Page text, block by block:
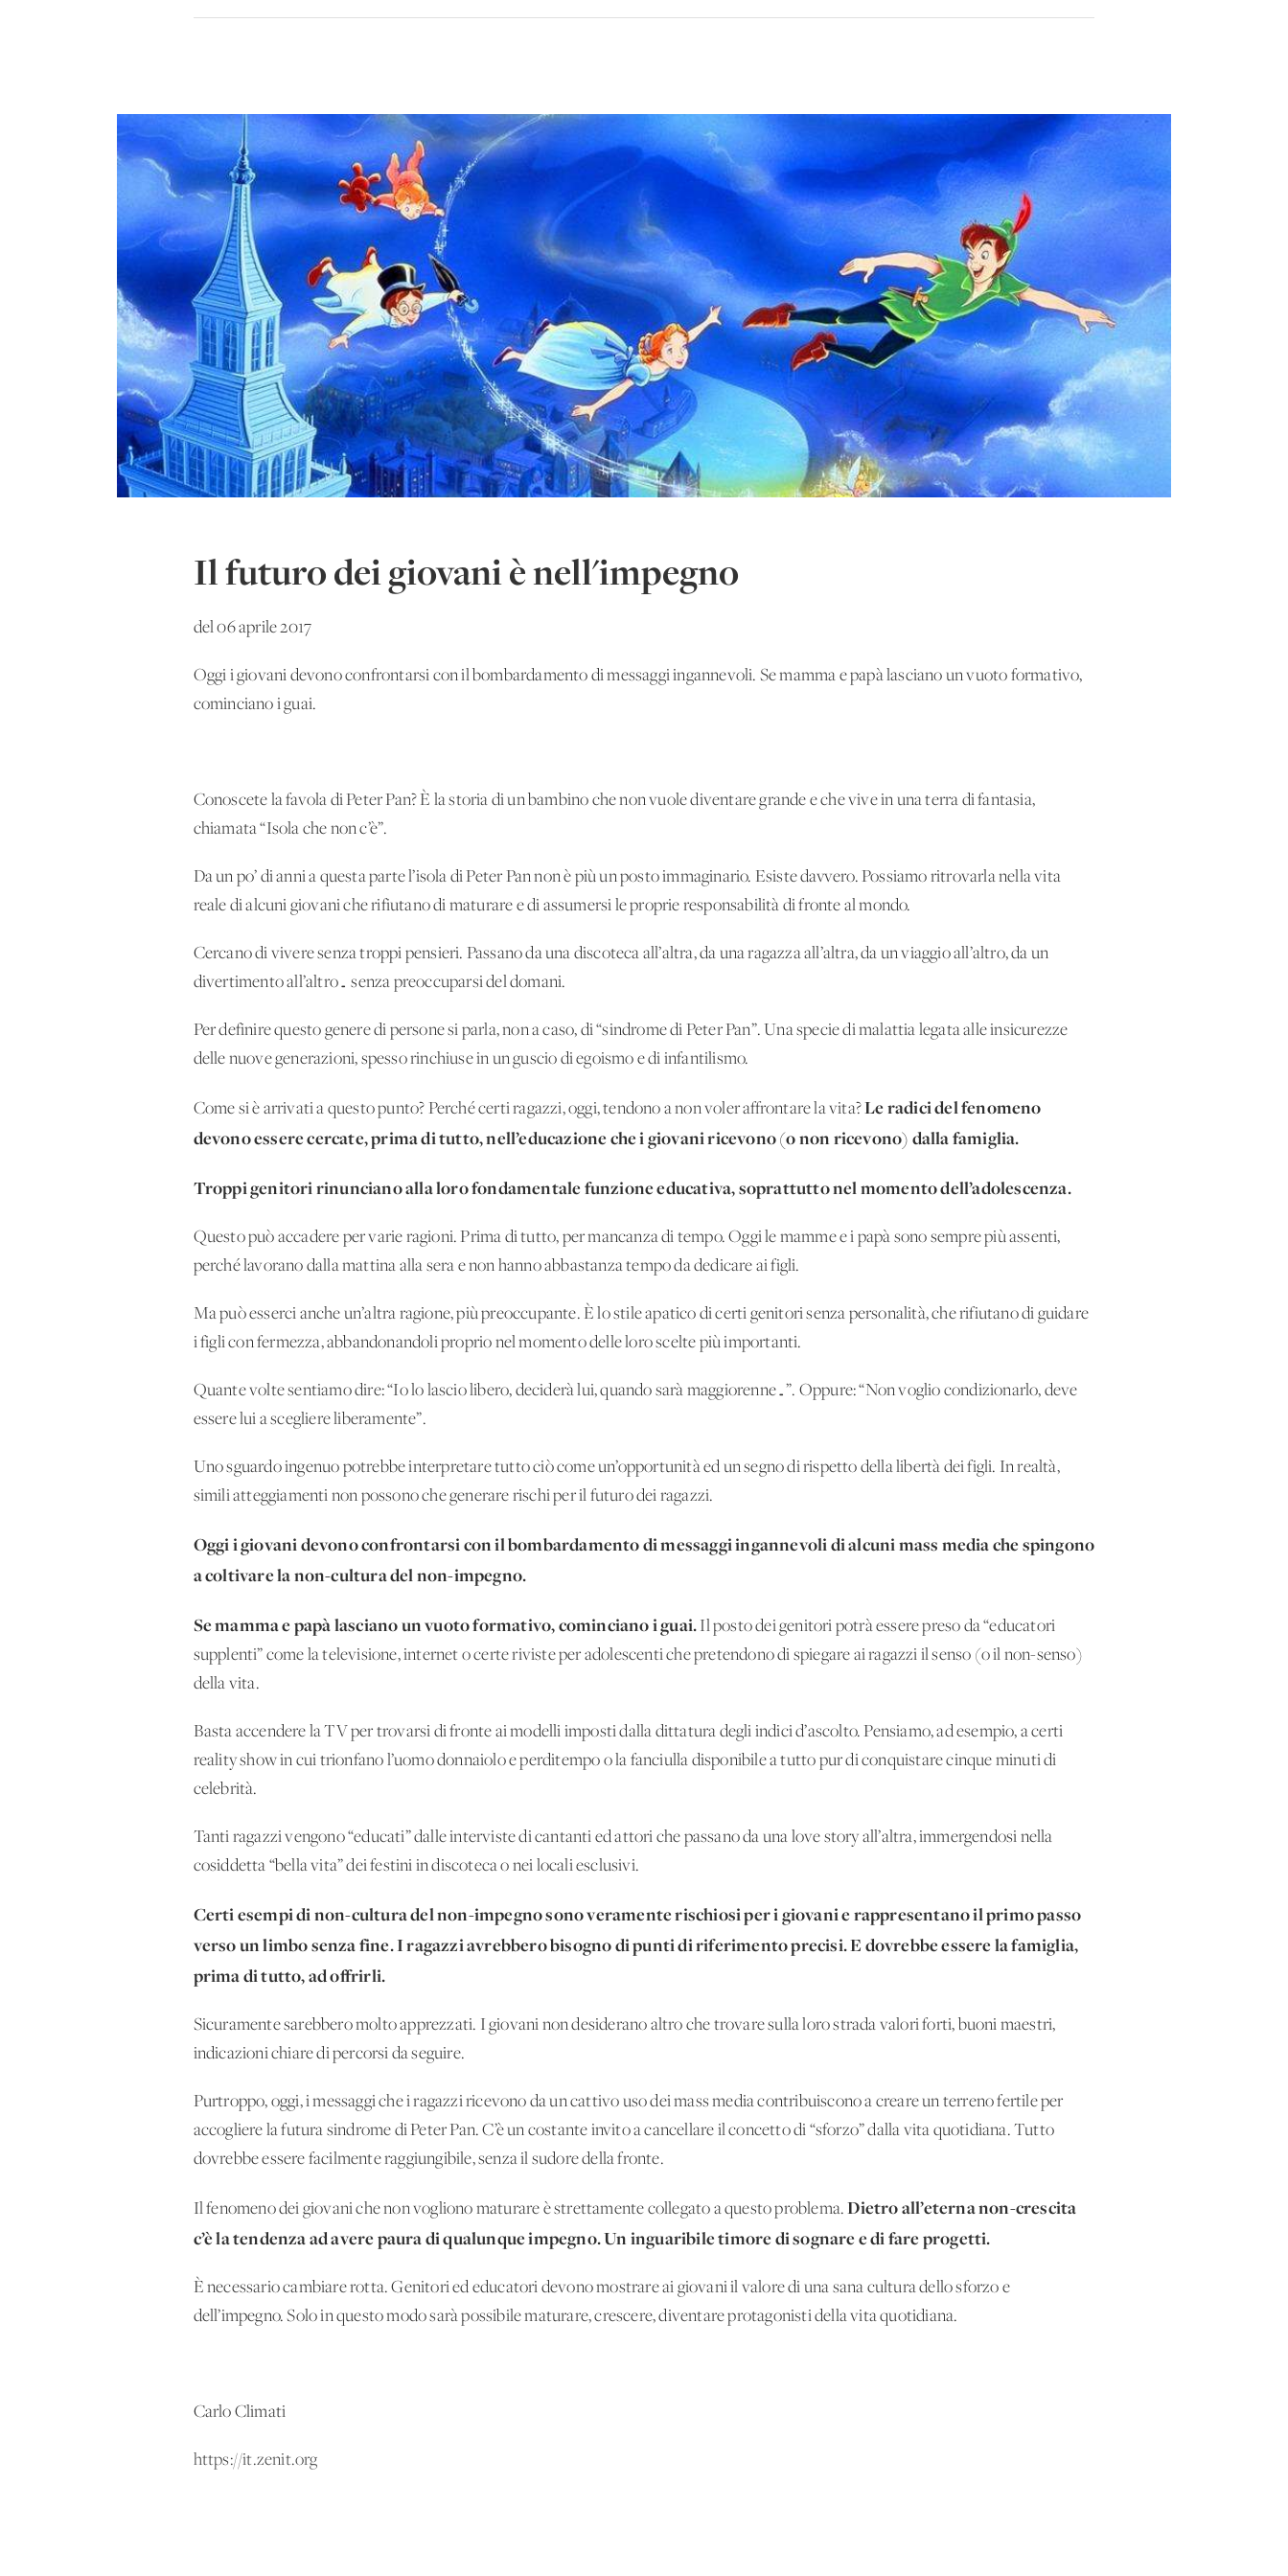
Il futuro dei giovani è nell'impegno
del 06 aprile 2017
Oggi i giovani devono confrontarsi con il bombardamento di messaggi ingannevoli. Se mamma e papà lasciano un vuoto formativo,
cominciano i guai.
Conoscete la favola di Peter Pan? È la storia di un bambino che non vuole diventare grande e che vive in una terra di fantasia,
chiamata “Isola che non c’è”.
Da un po’ di anni a questa parte l’isola di Peter Pan non è più un posto immaginario. Esiste davvero. Possiamo ritrovarla nella vita
reale di alcuni giovani che rifiutano di maturare e di assumersi le proprie responsabilità di fronte al mondo.
Cercano di vivere senza troppi pensieri. Passano da una discoteca all’altra, da una ragazza all’altra, da un viaggio all’altro, da un
divertimento all’altro… senza preoccuparsi del domani.
Per definire questo genere di persone si parla, non a caso, di “sindrome di Peter Pan”. Una specie di malattia legata alle insicurezze
delle nuove generazioni, spesso rinchiuse in un guscio di egoismo e di infantilismo.
Come si è arrivati a questo punto? Perché certi ragazzi, oggi, tendono a non voler affrontare la vita?Le radici del fenomeno
devono essere cercate, prima di tutto, nell’educazione che i giovani ricevono (o non ricevono) dalla famiglia.
Troppi genitori rinunciano alla loro fondamentale funzione educativa, soprattutto nel momento dell’adolescenza.
Questo può accadere per varie ragioni. Prima di tutto, per mancanza di tempo. Oggi le mamme e i papà sono sempre più assenti,
perché lavorano dalla mattina alla sera e non hanno abbastanza tempo da dedicare ai figli.
Ma può esserci anche un’altra ragione, più preoccupante. È lo stile apatico di certi genitori senza personalità, che rifiutano di guidare
i figli con fermezza, abbandonandoli proprio nel momento delle loro scelte più importanti.
Quante volte sentiamo dire: “Io lo lascio libero, deciderà lui, quando sarà maggiorenne…”. Oppure: “Non voglio condizionarlo, deve
essere lui a scegliere liberamente”.
Uno sguardo ingenuo potrebbe interpretare tutto ciò come un’opportunità ed un segno di rispetto della libertà dei figli. In realtà,
simili atteggiamenti non possono che generare rischi per il futuro dei ragazzi.
Oggi i giovani devono confrontarsi con il bombardamento di messaggi ingannevoli di alcuni mass media che spingono
a coltivare la non-cultura del non-impegno.
Se mamma e papà lasciano un vuoto formativo, cominciano i guai. Il posto dei genitori potrà essere preso da “educatori
supplenti” come la televisione, internet o certe riviste per adolescenti che pretendono di spiegare ai ragazzi il senso (o il non-senso)
della vita.
Basta accendere la TV per trovarsi di fronte ai modelli imposti dalla dittatura degli indici d’ascolto. Pensiamo, ad esempio, a certi
reality show in cui trionfano l’uomo donnaiolo e perditempo o la fanciulla disponibile a tutto pur di conquistare cinque minuti di
celebrità.
Tanti ragazzi vengono “educati” dalle interviste di cantanti ed attori che passano da una love story all’altra, immergendosi nella
cosiddetta “bella vita” dei festini in discoteca o nei locali esclusivi.
Certi esempi di non-cultura del non-impegno sono veramente rischiosi per i giovani e rappresentano il primo passo
verso un limbo senza fine. I ragazzi avrebbero bisogno di punti di riferimento precisi. E dovrebbe essere la famiglia,
prima di tutto, ad offrirli.
Sicuramente sarebbero molto apprezzati. I giovani non desiderano altro che trovare sulla loro strada valori forti, buoni maestri,
indicazioni chiare di percorsi da seguire.
Purtroppo, oggi, i messaggi che i ragazzi ricevono da un cattivo uso dei mass media contribuiscono a creare un terreno fertile per
accogliere la futura sindrome di Peter Pan. C’è un costante invito a cancellare il concetto di “sforzo” dalla vita quotidiana. Tutto
dovrebbe essere facilmente raggiungibile, senza il sudore della fronte.
Il fenomeno dei giovani che non vogliono maturare è strettamente collegato a questo problema.Dietro all’eterna non-crescita
c’è la tendenza ad avere paura di qualunque impegno. Un inguaribile timore di sognare e di fare progetti.
È necessario cambiare rotta. Genitori ed educatori devono mostrare ai giovani il valore di una sana cultura dello sforzo e
dell’impegno. Solo in questo modo sarà possibile maturare, crescere, diventare protagonisti della vita quotidiana.
Carlo Climati
https://it.zenit.org